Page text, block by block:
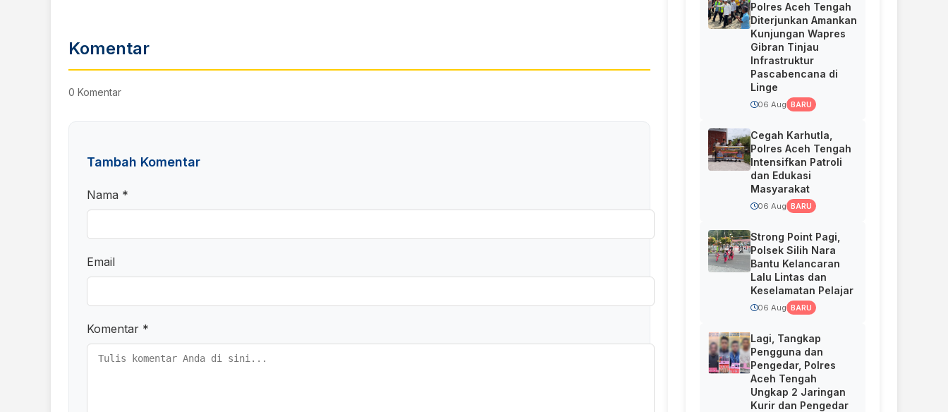
Komentar
0 Komentar
Tambah Komentar
Nama *
Email
Komentar *
Polres Aceh Tengah
Diterjunkan Amankan
Kunjungan Wapres
Gibran Tinjau
Infrastruktur
Pascabencana di
Linge
06 Aug BARU
Cegah Karhutla,
Polres Aceh Tengah
Intensifkan Patroli
dan Edukasi
Masyarakat
06 Aug BARU
Strong Point Pagi,
Polsek Silih Nara
Bantu Kelancaran
Lalu Lintas dan
Keselamatan Pelajar
06 Aug BARU
Lagi, Tangkap
Pengguna dan
Pengedar, Polres
Aceh Tengah
Ungkap 2 Jaringan
Kurir dan Pengedar